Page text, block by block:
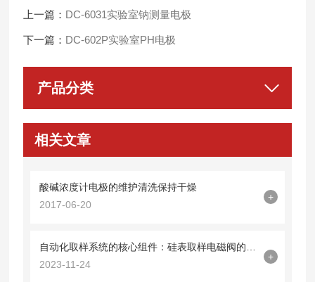
上一篇： DC-6031实验室钠测量电极
下一篇： DC-602P实验室PH电极
产品分类
相关文章
酸碱浓度计电极的维护清洗保持干燥
2017-06-20
+
2023-11-24
+